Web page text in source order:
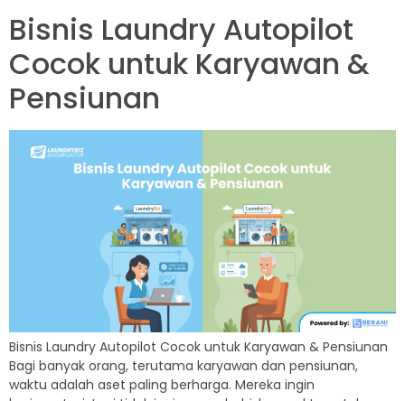
Bisnis Laundry Autopilot
Cocok untuk Karyawan &
Pensiunan
Bisnis Laundry Autopilot Cocok untuk Karyawan & Pensiunan
Bagi banyak orang, terutama karyawan dan pensiunan,
waktu adalah aset paling berharga. Mereka ingin